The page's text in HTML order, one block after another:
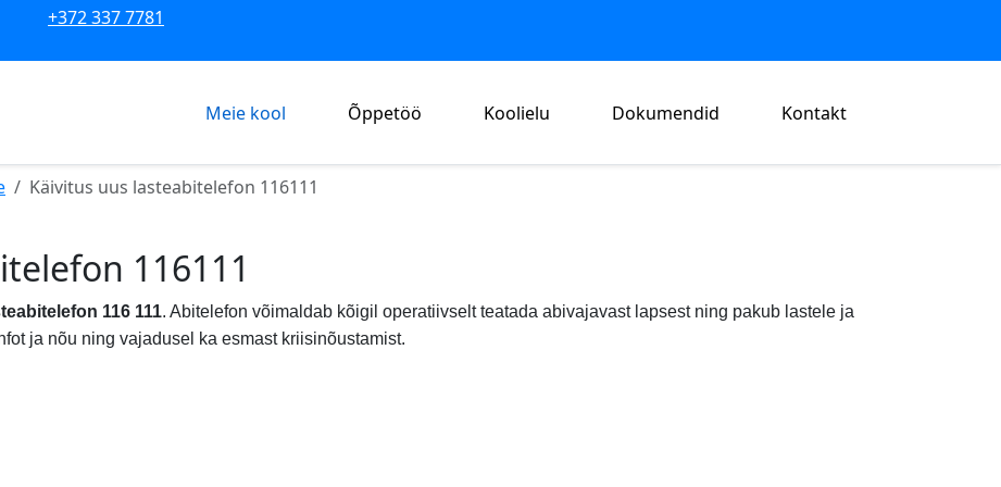
+372 337 7781
Meie kool Õppetöö Koolielu Dokumendid Kontakt
Käivitus uus lasteabitelefon 116111
116111
116 111. Abitelefon võimaldab kõigil operatiivselt teatada abivajavast lapsest ning pakub lastele ja
ja nõu ning vajadusel ka esmast kriisinõustamist.